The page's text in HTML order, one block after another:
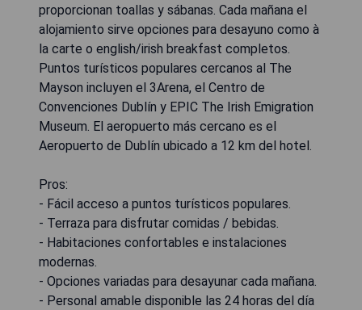
proporcionan toallas y sábanas. Cada mañana el
alojamiento sirve opciones para desayuno como à
la carte o english/irish breakfast completos.
Puntos turísticos populares cercanos al The
Mayson incluyen el 3Arena, el Centro de
Convenciones Dublín y EPIC The Irish Emigration
Museum. El aeropuerto más cercano es el
Aeropuerto de Dublín ubicado a 12 km del hotel.
Pros:
- Fácil acceso a puntos turísticos populares.
- Terraza para disfrutar comidas / bebidas.
- Habitaciones confortables e instalaciones
modernas.
- Opciones variadas para desayunar cada mañana.
- Personal amable disponible las 24 horas del día